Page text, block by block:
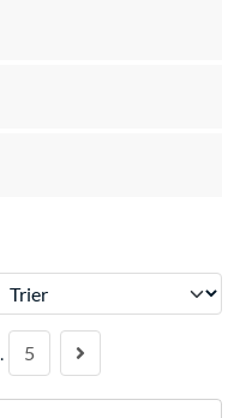
5